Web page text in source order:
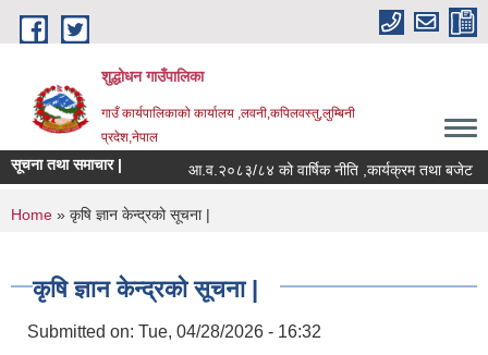
Skip to main content
शुद्धोधन गाउँपालिका
गाउँ कार्यपालिकाको कार्यालय ,लवनी,कपिलवस्तु,लुम्बिनी
प्रदेश,नेपाल
सूचना तथा समाचार | आ.व.२०८३/८४ को वार्षिक नीति ,कार्यक्रम तथा बजेट
You are here
Home » कृषि ज्ञान केन्द्रको सूचना |
कृषि ज्ञान केन्द्रको सूचना |
Submitted on: Tue, 04/28/2026 - 16:32